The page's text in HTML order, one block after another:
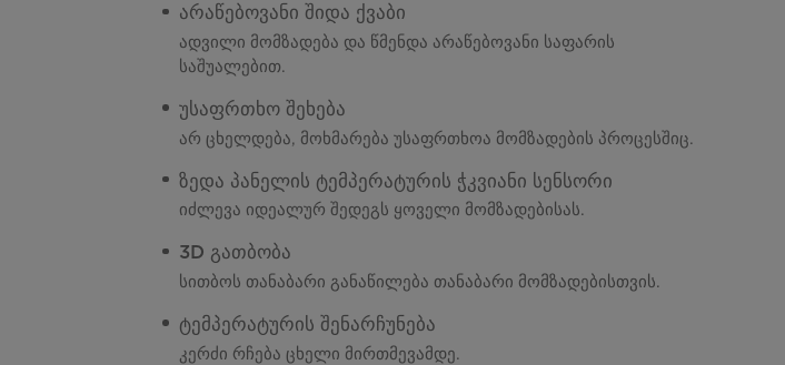
არაწებოვანი შიდა ქვაბი
ადვილი მომზადება და წმენდა არაწებოვანი საფარის
საშუალებით.
უსაფრთხო შეხება
არ ცხელდება, მოხმარება უსაფრთხოა მომზადების პროცესშიც.
ზედა პანელის ტემპერატურის ჭკვიანი სენსორი
იძლევა იდეალურ შედეგს ყოველი მომზადებისას.
3D გათბობა
სითბოს თანაბარი განაწილება თანაბარი მომზადებისთვის.
ტემპერატურის შენარჩუნება
კერძი რჩება ცხელი მირთმევამდე.